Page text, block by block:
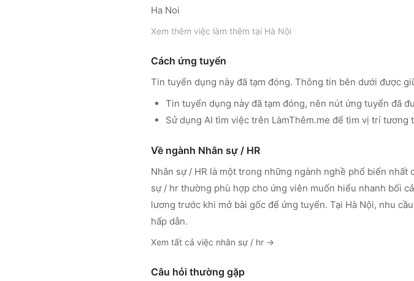
Ha Noi
Xem thêm việc làm thêm tại Hà Nội
Cách ứng tuyển
Tin tuyển dụng này đã tạm đóng. Thông tin bên dưới được
Tin tuyển dụng này đã tạm đóng, nên nút ứng tuyển đã
Sử dụng AI tìm việc trên LàmThêm.me để tìm vị trí tương
Về ngành Nhân sự / HR
Nhân sự / HR là một trong những ngành nghề phổ biến nhất
sự / hr thường phù hợp cho ứng viên muốn hiểu nhanh bối
lương trước khi mở bài gốc để ứng tuyển. Tại Hà Nội, nhu
hấp dẫn.
Xem tất cả việc nhân sự / hr →
Câu hỏi thường gặp